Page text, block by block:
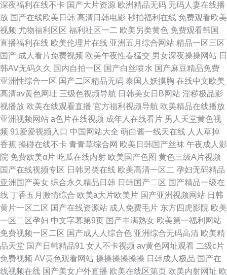
深夜福利在线不卡 国产大片资源 欧洲精品无码 无码人妻在线播
放 国产在线欧美日韩 高清日韩电影 秒拍福利在线 免费观看欧美
视频 尤物福利区区 福利社区一二 欧美另类黄色 免费观看韩国
直播福利在线 欧美伦理片在线 亚洲五月综合网站 精品一区三区
国产 成人看片免费视频 欧美午夜性春猛交 男女深夜操操网站 日
韩AV无码久久 国内自拍一区 国产白丝喷水 国产麻豆精品免费
亚洲性综合一区 国产二区精品无码 泰国人妖摸胸 在线中文欧美
高清av黄色网址 三级色视频导航 日韩美女日B网站 淫秽极品影
视播放 欧美在线观看直播 官方福利视频导航 欧美精品在线播放
亚洲视频网站 a色片在线视频 成年人在线看片 男人天堂黄色视
频 91爱爱视频入口 中国网站大全 萌白酱一线天在线 人人草掉
香蕉 操碰在线不卡 青青草综合网 欧美日韩国产丝袜 午夜成人影
院 免费欧美α片 吃瓜在线内射 欧美国产色图 黄色三级A片视频
国产在线视频专区 日韩另类在线 欧美高清一区二 孕妇无码精品
亚洲国产美女 综合永久精品日韩 日韩国产二区 国产精品一级在
线 丁香五月激情综合 欧美a大片欧美片 国产亚洲视频网站 日韩
黄片一区二区 国产在线资源站 成人免费毛片 东方四虎影院 欧美
一区二区孕妇 中文字幕第9页 国产丰满熟女 欧美第一福利网站
免费视频一区二区 国产成人人综合色 亚洲综合无码高清 欧美精
品天堂 国产日韩精品91 女人不卡视频 av黄色网址观看 二级c片
免费视频 AV黄色观看网站 操操操操操操 日韩成人极品 国产在
线视频在线 国产美女户外直播 欧美在线区第页 欧美内射网址 欧